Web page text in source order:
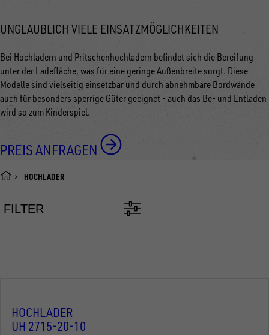
UNGLAUBLICH VIELE EINSATZMÖGLICHKEITEN
Bei Hochladern und Pritschenhochladern befindet sich die Bereifung
unter der Ladefläche, was für eine geringe Außenbreite sorgt. Diese
Modelle sind vielseitig einsetzbar und durch abnehmbare Bordwände
auch für besonders sperrige Güter geeignet - auch das Be- und Entladen
wird so zum Kinderspiel.
PREIS ANFRAGEN
HOCHLADER
FILTER
HOCHLADER
UH 2715-20-10